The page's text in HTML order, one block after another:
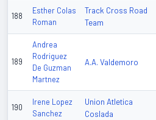
188
Esther Colas
Roman
Track Cross Road
Team
189
Andrea
Rodriguez
De Guzman
Martnez
A.A. Valdemoro
190
Irene Lopez
Sanchez
Union Atletica
Coslada